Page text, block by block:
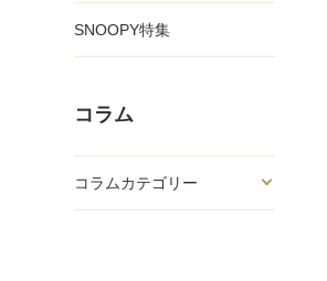
SNOOPY特集
コラム
コラムカテゴリー